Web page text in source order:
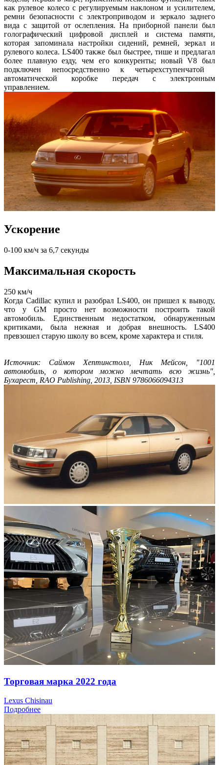
как рулевое колесо с регулируемым наклоном и усилителем,
ремни безопасности с электроприводом и зеркало заднего
вида с защитой от ослепления. На приборной панели был
голографический цифровой дисплей и система памяти,
которая запоминала настройки сидений, ремней, зеркал и
рулевого колеса. LS400 также был быстрее, тише и предлагал
более плавную езду, чем его конкуренты; новый V8 был
подключен непосредственно к четырехступенчатой ​​
автоматической коробке передач с электронным
управлением.
Ускорение
0-100 км/ч за 6,7 секунды
Максимальная скорость
250 км/ч
Когда Cadillac купил и разобрал LS400, он пришел к выводу,
что у GM просто нет возможности построить такой
автомобиль. Единственным недостатком, обнаруженным
критиками, была нежная и добрая внешность. LS400
превзошел старую школу во всем, кроме характера и стиля.
Источник: Саймон Хептинстолл, Ник Мейсон, "1001
автомобиль, о котором можно мечтать всю жизнь",
Бухарест, RAO Publishing, 2013, ISBN 9786066094313
Торговая марка 2022 года
Lexus Chisinau
Подробнее